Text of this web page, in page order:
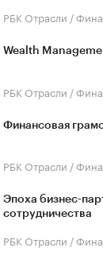
РБК Отрасли /
Wealth
РБК Отрасли /
Финансовая
РБК Отрасли /
Эпоха бизнес-
сотрудничества
РБК Отрасли /